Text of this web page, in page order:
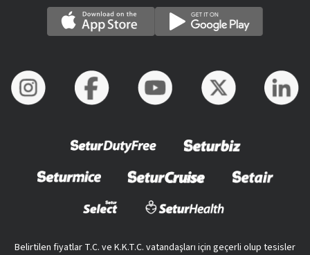
Belirtilen fiyatlar T.C. ve K.K.T.C. vatandaşları için geçerli olup tesisler